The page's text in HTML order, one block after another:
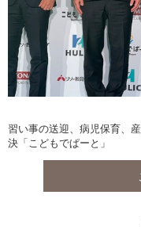
習い事の送迎、病児保育、
決「こどもでぱーと」